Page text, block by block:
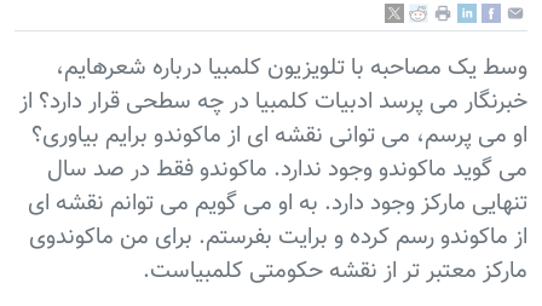
وسط یک مصاحبه با تلویزیون کلمبیا درباره شعرهایم،
خبرنگار می پرسد ادبیات کلمبیا در چه سطحی قرار دارد؟ از
او می پرسم، می توانی نقشه ای از ماکوندو برایم بیاوری؟
می گوید ماکوندو وجود ندارد. ماکوندو فقط در صد سال
تنهایی مارکز وجود دارد. به او می گویم می توانم نقشه ای
از ماکوندو رسم کرده و برایت بفرستم. برای من ماکوندوی
مارکز معتبر تر از نقشه حکومتی کلمبیاست.